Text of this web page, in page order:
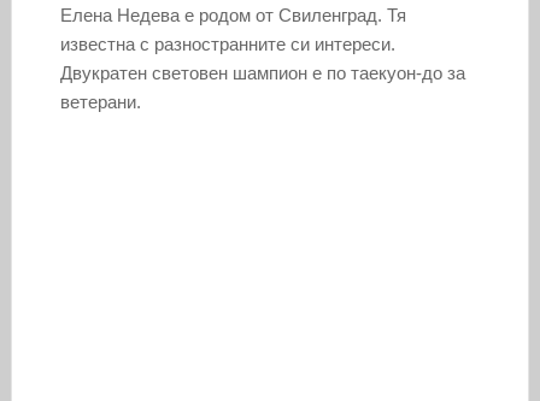
Елена Недева е родом от Свиленград. Тя
известна с разностранните си интереси.
Двукратен световен шампион е по таекуон-до за
ветерани.